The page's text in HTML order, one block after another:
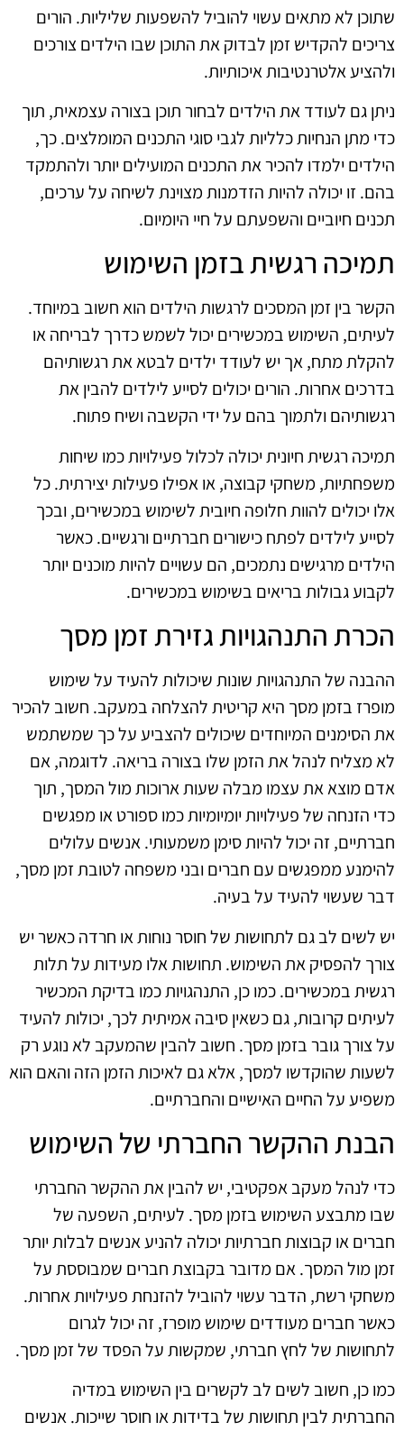
שתוכן לא מתאים עשוי להוביל להשפעות שליליות. הורים
צריכים להקדיש זמן לבדוק את התוכן שבו הילדים צורכים
ולהציע אלטרנטיבות איכותיות.
ניתן גם לעודד את הילדים לבחור תוכן בצורה עצמאית, תוך
כדי מתן הנחיות כלליות לגבי סוגי התכנים המומלצים. כך,
הילדים ילמדו להכיר את התכנים המועילים יותר ולהתמקד
בהם. זו יכולה להיות הזדמנות מצוינת לשיחה על ערכים,
תכנים חיוביים והשפעתם על חיי היומיום.
תמיכה רגשית בזמן השימוש
הקשר בין זמן המסכים לרגשות הילדים הוא חשוב במיוחד.
לעיתים, השימוש במכשירים יכול לשמש כדרך לבריחה או
להקלת מתח, אך יש לעודד ילדים לבטא את רגשותיהם
בדרכים אחרות. הורים יכולים לסייע לילדים להבין את
רגשותיהם ולתמוך בהם על ידי הקשבה ושיח פתוח.
תמיכה רגשית חיונית יכולה לכלול פעילויות כמו שיחות
משפחתיות, משחקי קבוצה, או אפילו פעילות יצירתית. כל
אלו יכולים להוות חלופה חיובית לשימוש במכשירים, ובכך
לסייע לילדים לפתח כישורים חברתיים ורגשיים. כאשר
הילדים מרגישים נתמכים, הם עשויים להיות מוכנים יותר
לקבוע גבולות בריאים בשימוש במכשירים.
הכרת התנהגויות גזירת זמן מסך
ההבנה של התנהגויות שונות שיכולות להעיד על שימוש
מופרז בזמן מסך היא קריטית להצלחה במעקב. חשוב להכיר
את הסימנים המיוחדים שיכולים להצביע על כך שמשתמש
לא מצליח לנהל את הזמן שלו בצורה בריאה. לדוגמה, אם
אדם מוצא את עצמו מבלה שעות ארוכות מול המסך, תוך
כדי הזנחה של פעילויות יומיומיות כמו ספורט או מפגשים
חברתיים, זה יכול להיות סימן משמעותי. אנשים עלולים
להימנע ממפגשים עם חברים ובני משפחה לטובת זמן מסך,
דבר שעשוי להעיד על בעיה.
יש לשים לב גם לתחושות של חוסר נוחות או חרדה כאשר יש
צורך להפסיק את השימוש. תחושות אלו מעידות על תלות
רגשית במכשירים. כמו כן, התנהגויות כמו בדיקת המכשיר
לעיתים קרובות, גם כשאין סיבה אמיתית לכך, יכולות להעיד
על צורך גובר בזמן מסך. חשוב להבין שהמעקב לא נוגע רק
לשעות שהוקדשו למסך, אלא גם לאיכות הזמן הזה והאם הוא
משפיע על החיים האישיים והחברתיים.
הבנת ההקשר החברתי של השימוש
כדי לנהל מעקב אפקטיבי, יש להבין את ההקשר החברתי
שבו מתבצע השימוש בזמן מסך. לעיתים, השפעה של
חברים או קבוצות חברתיות יכולה להניע אנשים לבלות יותר
זמן מול המסך. אם מדובר בקבוצת חברים שמבוססת על
משחקי רשת, הדבר עשוי להוביל להזנחת פעילויות אחרות.
כאשר חברים מעודדים שימוש מופרז, זה יכול לגרום
לתחושות של לחץ חברתי, שמקשות על הפסד של זמן מסך.
כמו כן, חשוב לשים לב לקשרים בין השימוש במדיה
החברתית לבין תחושות של בדידות או חוסר שייכות. אנשים